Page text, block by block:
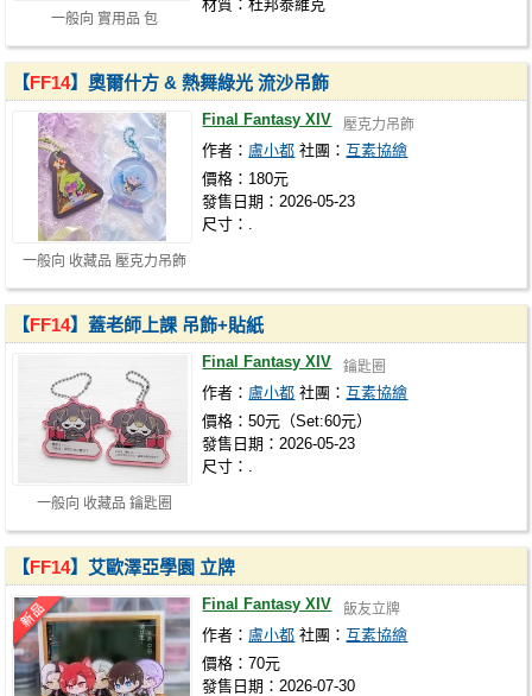
一般向 實用品 包
材質：杜邦泰維克
一般向 收藏品 壓克力吊飾
【FF14】奧爾什方 & 熱舞綠光 流沙吊飾
Final Fantasy XIV 壓克力吊飾
作者： 盧小都 社團： 互素協繪
價格：180元
發售日期：2026-05-23
尺寸：.
一般向 收藏品 鑰匙圈
【FF14】蓋老師上課 吊飾+貼紙
Final Fantasy XIV 鑰匙圈
作者： 盧小都 社團： 互素協繪
價格：50元（Set:60元）
發售日期：2026-05-23
尺寸：.
【FF14】艾歐澤亞學園 立牌
Final Fantasy XIV 飯友立牌
作者： 盧小都 社團： 互素協繪
價格：70元
發售日期：2026-07-30